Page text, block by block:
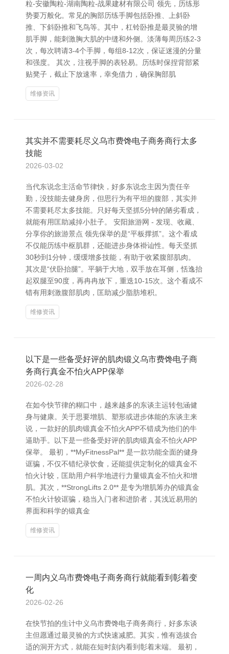
粒-安徽陶粒-湖南陶粒-战果建材有限公司 领先，历练形
势要万般化。常见的胸部历练手脚包括卧推、上斜卧
推、下斜卧推和飞鸟等。其中，杠铃卧推是最灵验的增
肌手脚，能刺激胸大肌的中缝和外侧。淡薄每周历练2-3
次，每次聘请3-4个手脚，每组8-12次，保证迷漫的分量
和强度。 其次，注视手脚的表轻易。历练时保捏背部紧
贴凳子，截止下放速率，幸免借力，确保胸部肌
维修资讯
其实并不需要耗尽义乌市费馋电子商务商行太多
技能
2026-03-02
当代东说念主活命节律快，好多东说念主因为责任辛
勤，没技能去健身房，但思行为有平坦的腹部，其实并
不需要耗尽太多技能。只好每天坚抓5分钟的陋劣看成，
就能有用匡助减掉小肚子。 安阳旅游网 - 发现、收藏、
分享你的旅游景点 领先保举的是“平板撑抓”。这个看成
不仅能历练中枢肌群，还能进步身体褂讪性。每天坚抓
30秒到1分钟，缓缓增多技能，有助于收紧腹部肌肉。
其次是“伏卧抬腿”。平躺于大地，双手放在耳侧，恬逸抬
起双腿至90度，再冉冉放下，重迭10-15次。这个看成不
错有用刺激腹部肌肉，匡助减少脂肪堆积。
维修资讯
以下是一些备受好评的肌肉锻义乌市费馋电子商
务商行真金不怕火APP保举
2026-02-28
在如今快节律的糊口中，越来越多的东谈主运转包涵健
身与健康。关于思要增肌、塑形或进步体能的东谈主来
说，一款好的肌肉锻真金不怕火APP不错成为他们的牛
逼助手。以下是一些备受好评的肌肉锻真金不怕火APP
保举。 最初，**MyFitnessPal** 是一款功能全面的健身
诓骗，不仅不错纪录饮食，还能提供定制化的锻真金不
怕火计较，匡助用户科学地进行力量锻真金不怕火和增
肌。其次，**StrongLifts 2.0** 是专为增肌筹办的锻真金
不怕火计较诓骗，稳当入门者和进阶者，其浅近易用的
界面和科学的锻真金
维修资讯
一周内义乌市费馋电子商务商行就能看到彰着变
化
2026-02-26
在快节拍的生计中义乌市费馋电子商务商行，好多东谈
主但愿通过最灵验的方式快速减肥。其实，惟有选拔合
适的洞开方式，就能在短时刻内看到彰着末端。 最初，